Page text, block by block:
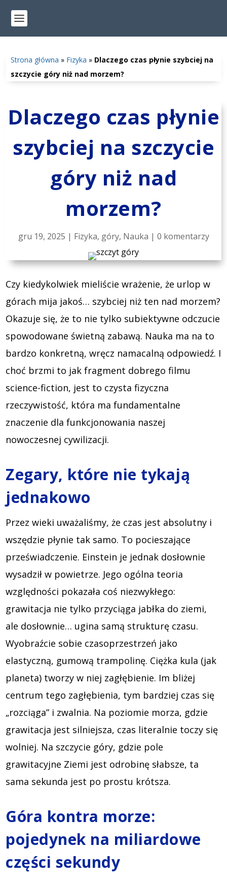
Strona główna » Fizyka » Dlaczego czas płynie szybciej na
szczycie góry niż nad morzem?
Dlaczego czas płynie
szybciej na szczycie
góry niż nad
morzem?
gru 19, 2025 | Fizyka, góry, Nauka | 0 komentarzy
Czy kiedykolwiek mieliście wrażenie, że urlop w
górach mija jakoś… szybciej niż ten nad morzem?
Okazuje się, że to nie tylko subiektywne odczucie
spowodowane świetną zabawą. Nauka ma na to
bardzo konkretną, wręcz namacalną odpowiedź. I
choć brzmi to jak fragment dobrego filmu
science-fiction, jest to czysta fizyczna
rzeczywistość, która ma fundamentalne
znaczenie dla funkcjonowania naszej
nowoczesnej cywilizacji.
Zegary, które nie tykają
jednakowo
Przez wieki uważaliśmy, że czas jest absolutny i
wszędzie płynie tak samo. To pocieszające
przeświadczenie. Einstein je jednak dosłownie
wysadził w powietrze. Jego ogólna teoria
względności pokazała coś niezwykłego:
grawitacja nie tylko przyciąga jabłka do ziemi,
ale dosłownie… ugina samą strukturę czasu.
Wyobraźcie sobie czasoprzestrzeń jako
elastyczną, gumową trampolinę. Ciężka kula (jak
planeta) tworzy w niej zagłębienie. Im bliżej
centrum tego zagłębienia, tym bardziej czas się
„rozciąga” i zwalnia. Na poziomie morza, gdzie
grawitacja jest silniejsza, czas literalnie toczy się
wolniej. Na szczycie góry, gdzie pole
grawitacyjne Ziemi jest odrobinę słabsze, ta
sama sekunda jest po prostu krótsza.
Góra kontra morze:
pojedynek na miliardowe
części sekundy